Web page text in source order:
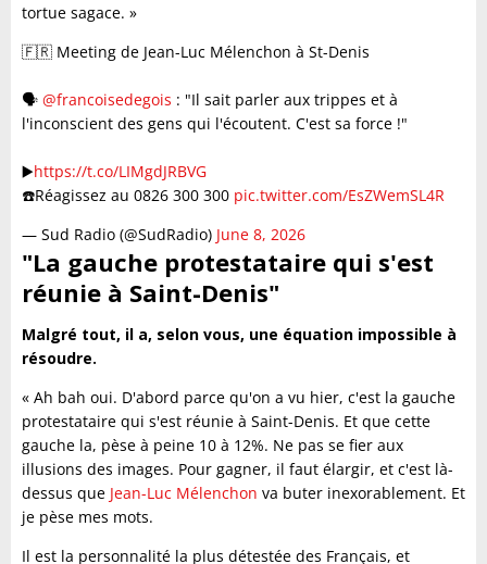
tortue sagace. »
🇫🇷 Meeting de Jean-Luc Mélenchon à St-Denis
🗣️ @francoisedegois : "Il sait parler aux trippes et à
l'inconscient des gens qui l'écoutent. C'est sa force !"
▶️https://t.co/LIMgdJRBVG
☎️Réagissez au 0826 300 300 pic.twitter.com/EsZWemSL4R
— Sud Radio (@SudRadio) June 8, 2026
"La gauche protestataire qui s'est
réunie à Saint-Denis"
Malgré tout, il a, selon vous, une équation impossible à
résoudre.
« Ah bah oui. D'abord parce qu'on a vu hier, c'est la gauche
protestataire qui s'est réunie à Saint-Denis. Et que cette
gauche la, pèse à peine 10 à 12%. Ne pas se fier aux
illusions des images. Pour gagner, il faut élargir, et c'est là-
dessus que Jean-Luc Mélenchon va buter inexorablement. Et
je pèse mes mots.
Il est la personnalité la plus détestée des Français, et